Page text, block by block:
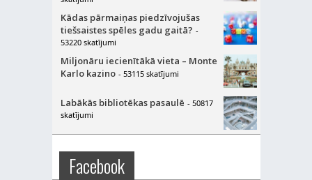
Kādas pārmaiņas piedzīvojušas
tiešsaistes spēles gadu gaitā? -
53220 skatījumi
Miljonāru iecienītākā vieta – Monte
Karlo kazino - 53115 skatījumi
Labākās bibliotēkas pasaulē - 50817
skatījumi
Facebook